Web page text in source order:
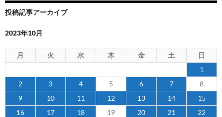
投稿記事アーカイブ
2023年10月
月 火 水 木 金 土
日
1
2
3 4 5 6 7
8
9
10 11 12 13 14
15
16
17 18 19 20 21
22